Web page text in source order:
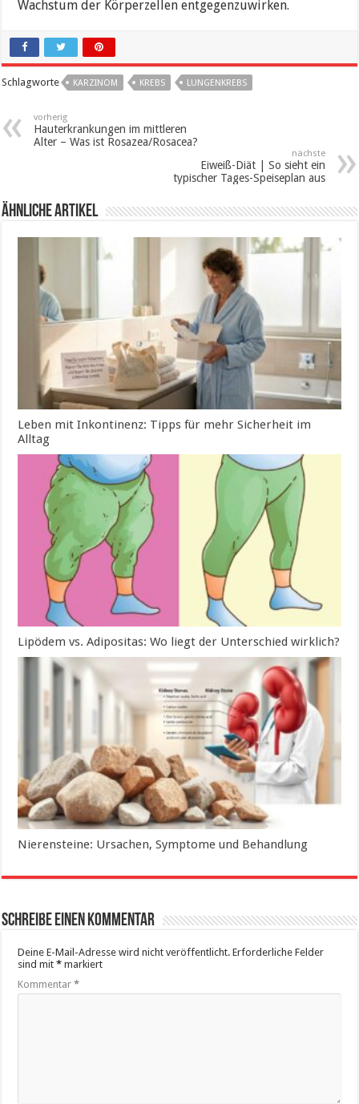
Wachstum der Körperzellen entgegenzuwirken.
Schlagworte KARZINOM KREBS LUNGENKREBS
vorherig
Hauterkrankungen im mittleren
Alter – Was ist Rosazea/Rosacea?
nächste
Eiweiß-Diät | So sieht ein
typischer Tages-Speiseplan aus
ähnliche Artikel
Leben mit Inkontinenz: Tipps für mehr Sicherheit im
Alltag
Lipödem vs. Adipositas: Wo liegt der Unterschied wirklich?
Nierensteine: Ursachen, Symptome und Behandlung
Schreibe einen Kommentar
Deine E-Mail-Adresse wird nicht veröffentlicht. Erforderliche Felder
sind mit* markiert
Kommentar*